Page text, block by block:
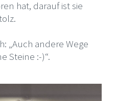
hat, darauf ist sie
„Auch andere Wege
Steine :-)“.